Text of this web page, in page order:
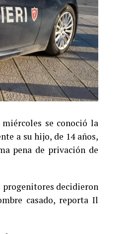
se conoció la
a su hijo, de 14 años,
pena de privación de
progenitores decidieron
casado, reporta Il